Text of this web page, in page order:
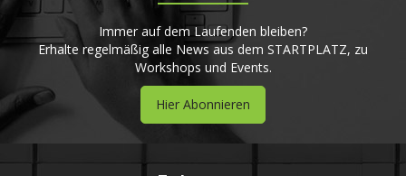
Immer auf dem Laufenden bleiben?
Erhalte regelmäßig alle News aus dem STARTPLATZ, zu
Workshops und Events.
Hier Abonnieren